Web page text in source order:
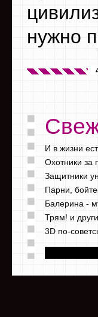
нужно
И в жизни
Охотники за
Защитники
Парни,
Балерина -
Трям! и
3D по-